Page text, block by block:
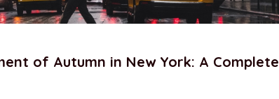
of Autumn in New York: A Complete